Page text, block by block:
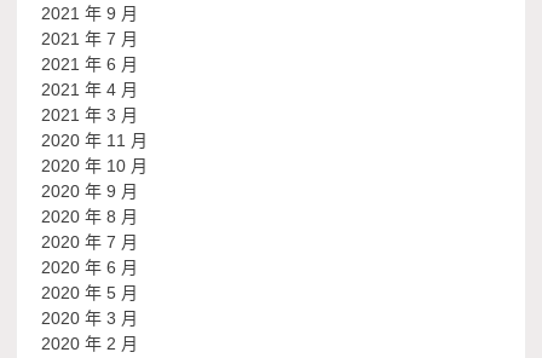
2021 年 9 月
2021 年 7 月
2021 年 6 月
2021 年 4 月
2021 年 3 月
2020 年 11 月
2020 年 10 月
2020 年 9 月
2020 年 8 月
2020 年 7 月
2020 年 6 月
2020 年 5 月
2020 年 3 月
2020 年 2 月